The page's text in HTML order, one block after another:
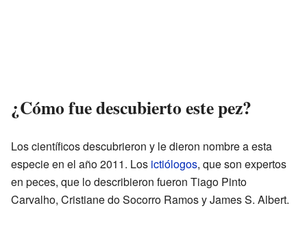
¿Cómo fue descubierto este pez?
Los científicos descubrieron y le dieron nombre a esta
especie en el año 2011. Los ictiólogos, que son expertos
en peces, que lo describieron fueron Tiago Pinto
Carvalho, Cristiane do Socorro Ramos y James S. Albert.